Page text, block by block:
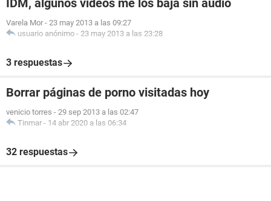
IDM, algunos videos me los baja sin audio
Varela Mor - 23 may 2013 a las 09:27
usuario anónimo - 23 may 2013 a las 23:28
3 respuestas
Borrar páginas de porno visitadas hoy
venicio torres - 29 sep 2013 a las 02:47
Tinmar - 14 abr 2020 a las 06:34
32 respuestas